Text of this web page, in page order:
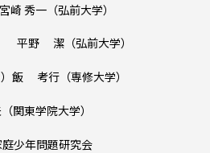
崎 秀一（弘前大学）
平野 潔（弘前大学）
）飯 考行（専修大学）
関東学院大学）
少年問題研究会